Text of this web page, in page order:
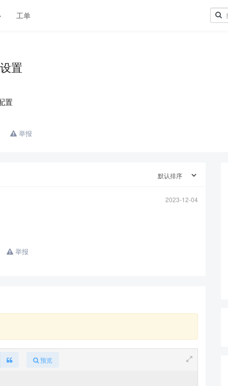
工单
置
置
举报
2023-12-04
举报
预览